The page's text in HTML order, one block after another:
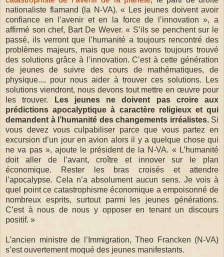
nationaliste flamand (la N-VA). « Les jeunes doivent avoir
confiance en l’avenir et en la force de l’innovation », a
affirmé son chef, Bart De Wever. « S’ils se penchent sur le
passé, ils verront que l’humanité a toujours rencontré des
problèmes majeurs, mais que nous avons toujours trouvé
des solutions grâce à l’innovation. C’est à cette génération
de jeunes de suivre des cours de mathématiques, de
physique.... pour nous aider à trouver ces solutions. Les
solutions viendront, nous devons tout mettre en œuvre pour
les trouver.
Les jeunes ne doivent pas croire aux
prédictions apocalyptique à caractère religieux et qui
demandent à l’humanité des changements irréalistes.Si
vous devez vous culpabiliser parce que vous partez en
excursion d’un jour en avion alors il y a quelque chose qui
ne va pas », ajoute le président de la N-VA. « L’humanité
doit aller de l’avant, croître et innover sur le plan
économique. Rester les bras croisés et attendre
l’apocalypse. Cela n’a absolument aucun sens. Je vois à
quel point ce catastrophisme économique a empoisonné de
nombreux esprits, surtout parmi les jeunes générations.
C’est à nous de nous y opposer en tenant un discours
positif. »
L’ancien ministre de l’Immigration, Theo Francken (N-VA)
s’est ouvertement moqué des jeunes manifestants.